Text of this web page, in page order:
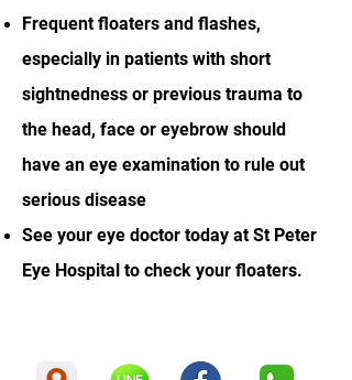
Frequent floaters and flashes,
especially in patients with short
sightnedness or previous trauma to
the head, face or eyebrow should
have an eye examination to rule out
serious disease
See your eye doctor today at St Peter
Eye Hospital to check your floaters.